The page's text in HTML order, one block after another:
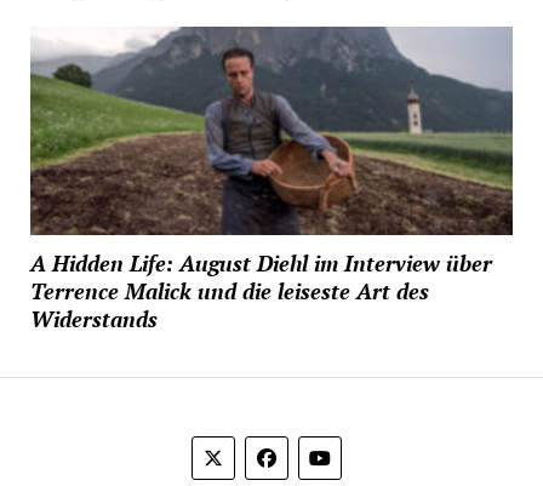
A Hidden Life: August Diehl im Interview über
Terrence Malick und die leiseste Art des
Widerstands